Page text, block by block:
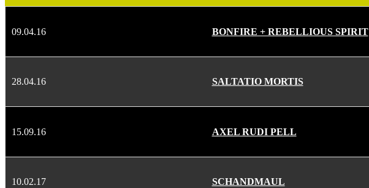
09.04.16 BONFIRE + REBELLIOUS SPIRIT
28.04.16 SALTATIO MORTIS
15.09.16 AXEL RUDI PELL
10.02.17 SCHANDMAUL